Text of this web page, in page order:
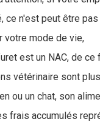
ce n'est peut être
votre mode de vie,
est un NAC, de ce
vétérinaire sont
ou un chat, son
frais accumulés